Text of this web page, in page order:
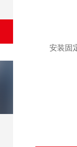
安装固